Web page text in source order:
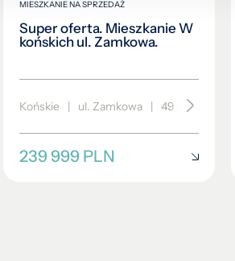
MIESZKANIE NA SPRZEDAŻ
Super oferta. Mieszkanie W
końskich ul. Zamkowa.
Końskie | ul. Zamkowa | 49 m²
239 999 PLN